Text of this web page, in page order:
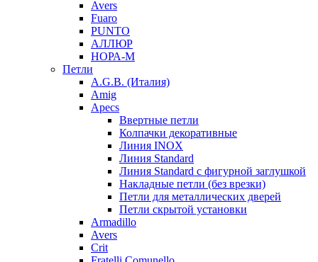
Avers
Fuaro
PUNTO
АЛЛЮР
НОРА-М
Петли
A.G.B. (Италия)
Amig
Apecs
Ввертные петли
Колпачки декоративные
Линия INOX
Линия Standard
Линия Standard с фигурной заглушкой
Накладные петли (без врезки)
Петли для металлических дверей
Петли скрытой установки
Armadillo
Avers
Crit